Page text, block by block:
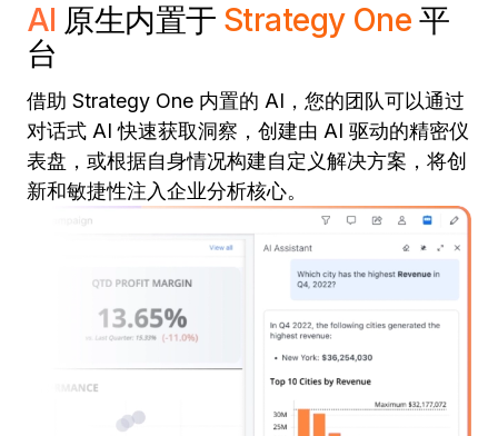
AI 原生内置于 Strategy One 平
台
借助 Strategy One 内置的 AI，您的团队可以通过
对话式 AI 快速获取洞察，创建由 AI 驱动的精密仪
表盘，或根据自身情况构建自定义解决方案，将创
新和敏捷性注入企业分析核心。